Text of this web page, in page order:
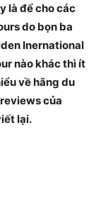
là để cho các
do bọn ba
Inernational
nào khác thì ít
về hãng du
của
lại.